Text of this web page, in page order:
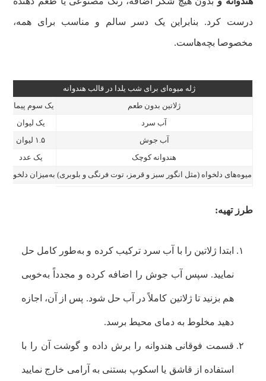
درست کرد. بنابراین یک دسر سالم و مناسب برای همه،
مخصوصا بچه‌هاست.
ژله میوه‌ای برای شب یلدا در قالب هندوانه
ژلاتین بدون طعم
یک سوم پیمانه
آب سرد
یک لیوان
آب جوش
۱.۵ لیوان
هندوانه کوچک
یک عدد
میوه‌های دلخواه (مثل انگور سبز و قرمز، توت فرنگی و بلوبری) به‌میزان دلخواه
طرز تهیه:
ابتدا ژلاتین را با آب سرد ترکیب کرده و به‌طور کامل حل
نمایید. سپس آب جوش را اضافه کرده و مجدداً به‌خوبی
هم بزنید تا ژلاتین کاملاً در آب حل شود. پس از آن، اجازه
دهید مخلوط به دمای محیط برسد.
قسمت فوقانی هندوانه را برش داده و گوشت آن را با
استفاده از قاشق یا اسکوپ بستنی به آرامی خارج نمایید